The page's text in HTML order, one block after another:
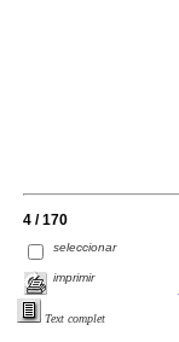
4 / 170
seleccionar
imprimir
Text complet